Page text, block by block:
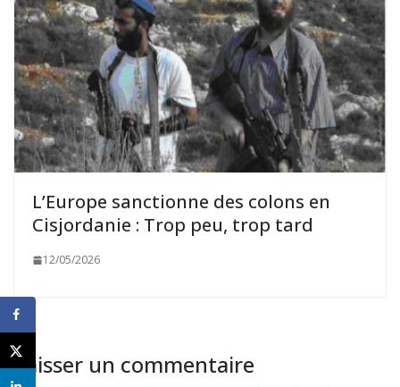
L’Europe sanctionne des colons en
Cisjordanie : Trop peu, trop tard
12/05/2026
Laisser un commentaire